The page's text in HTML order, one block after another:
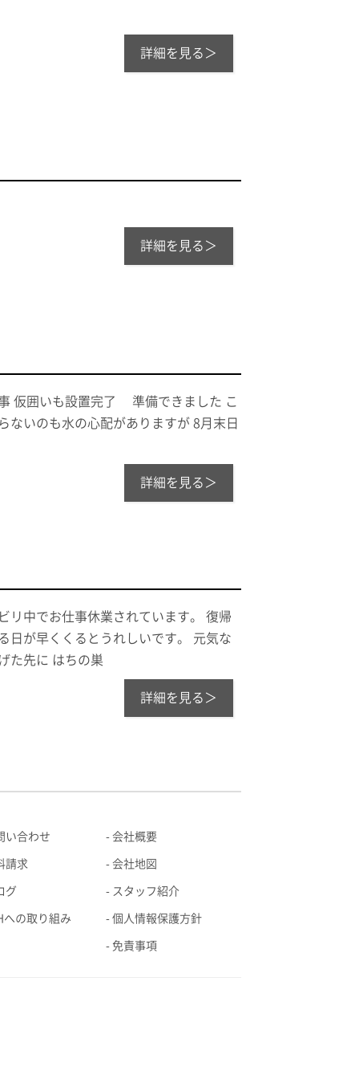
詳細を見る＞
詳細を見る＞
仮囲いも設置完了 準備できました こ
ないのも水の心配がありますが 8月末日
詳細を見る＞
リ中でお仕事休業されています。 復帰
日が早くくるとうれしいです。 元気な
た先に はちの巣
詳細を見る＞
い合わせ
請求
グ
への取り組み
会社概要
会社地図
スタッフ紹介
個人情報保護方針
免責事項